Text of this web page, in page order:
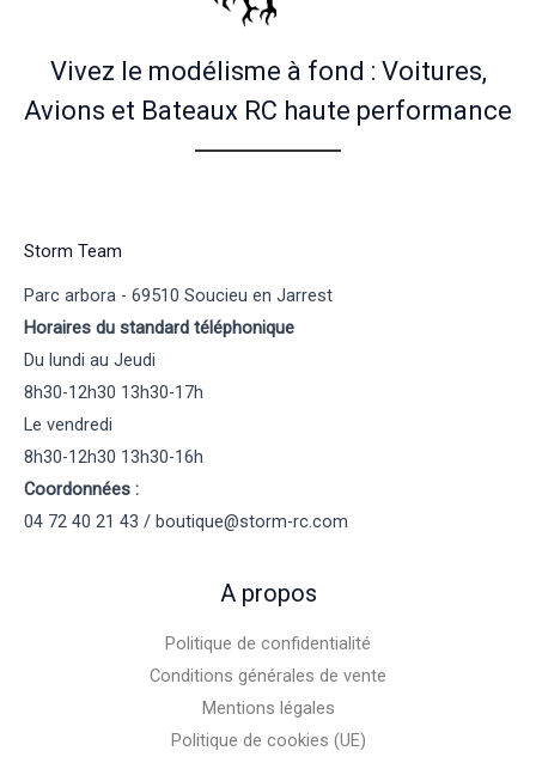
Vivez le modélisme à fond : Voitures,
Avions et Bateaux RC haute performance
Storm Team
Parc arbora - 69510 Soucieu en Jarrest
Horaires du standard téléphonique
Du lundi au Jeudi
8h30-12h30 13h30-17h
Le vendredi
8h30-12h30 13h30-16h
Coordonnées :
04 72 40 21 43 / boutique@storm-rc.com
A propos
Politique de confidentialité
Conditions générales de vente
Mentions légales
Politique de cookies (UE)